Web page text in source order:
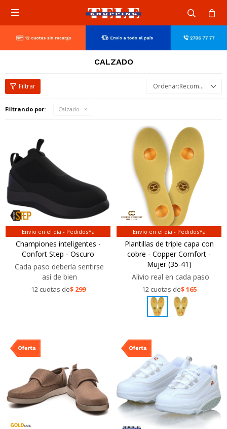

CALZADO
Recomendados
Filtrando por: Calzado
Envío en el día - PedidosYa
Championes inteligentes -
Confort Step - Oscuro
Cada paso debería sentirse
así de bien
12 cuotas de$ 299
Envío en el día - PedidosYa
Plantillas de triple capa con
cobre - Copper Comfort -
Mujer (35-41)
Alivio real en cada paso
12 cuotas de$165